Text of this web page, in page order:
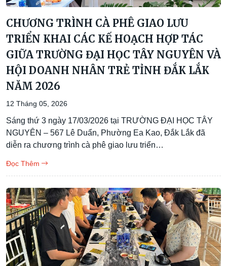
CHƯƠNG TRÌNH CÀ PHÊ GIAO LƯU
TRIỂN KHAI CÁC KẾ HOẠCH HỢP TÁC
GIỮA TRƯỜNG ĐẠI HỌC TÂY NGUYÊN VÀ
HỘI DOANH NHÂN TRẺ TỈNH ĐẮK LẮK
NĂM 2026
12 Tháng 05, 2026
Sáng thứ 3 ngày 17/03/2026 tại TRƯỜNG ĐẠI HỌC TÂY
NGUYÊN – 567 Lê Duẩn, Phường Ea Kao, Đắk Lắk đã
diễn ra chương trình cà phê giao lưu triển…
Đọc Thêm